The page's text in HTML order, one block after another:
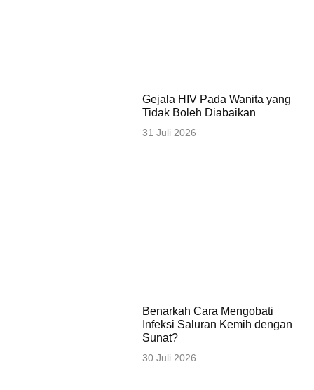
Gejala HIV Pada Wanita yang
Tidak Boleh Diabaikan
31 Juli 2026
Benarkah Cara Mengobati
Infeksi Saluran Kemih dengan
Sunat?
30 Juli 2026